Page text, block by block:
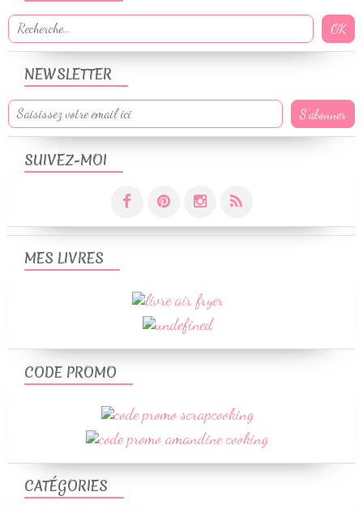
NEWSLETTER
SUIVEZ-MOI
CATÉGORIES
MES LIVRES
CODE PROMO